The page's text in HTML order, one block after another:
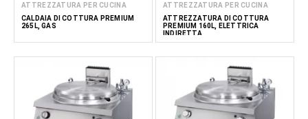
ATTREZZATURA PER CUCINA
CALDAIA DI COTTURA PREMIUM
265L, GAS
ATTREZZATURA PER CUCINA
ATTREZZATURA DI COTTURA
PREMIUM 160L, ELETTRICA
INDIRETTA